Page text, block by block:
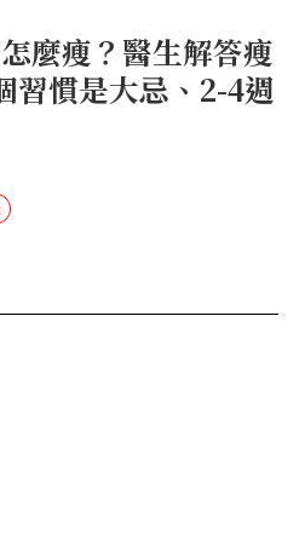
麼瘦？醫生解答瘦
習慣是大忌、2-4週